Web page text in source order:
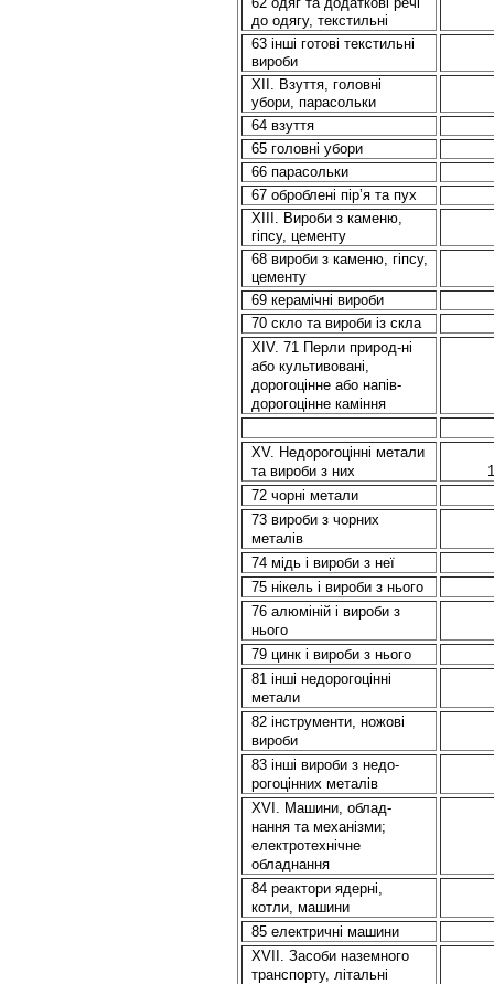
до одягу, текстильні
63 іншi готові текстильні
вироби
XII. Взуття, головні
убори, парасольки
64 взуття
65 головні убори
66 парасольки
67 оброблені пір’я та пух
XIII. Вироби з каменю,
гіпсу, цементу
68 вироби з каменю, гіпсу,
цементу
69 керамічні вироби
70 скло та вироби із скла
XIV. 71 Перли природ-ні
або культивовані,
дорогоцінне або напів-
дорогоцінне каміння
XV. Недорогоцінні метали
та вироби з них
72 чорні метали
73 вироби з чорних
металів
74 мідь i вироби з неї
75 нікель і вироби з нього
76 алюміній i вироби з
нього
79 цинк i вироби з нього
81 іншi недорогоцінні
метали
82 інструменти, ножові
вироби
83 іншi вироби з недо-
рогоцінних металів
XVI. Машини, облад-
нання та механізми;
електротехнічне
обладнання
84 реактори ядерні,
котли, машини
85 електричні машини
XVII. Засоби наземного
транспорту, літальні